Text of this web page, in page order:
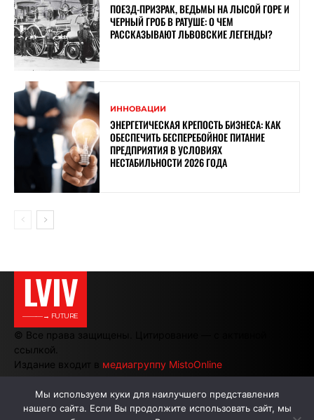
ПОЕЗД-ПРИЗРАК, ВЕДЬМЫ НА ЛЫСОЙ ГОРЕ И
ЧЕРНЫЙ ГРОБ В РАТУШЕ: О ЧЕМ
РАССКАЗЫВАЮТ ЛЬВОВСКИЕ ЛЕГЕНДЫ?
ИННОВАЦИИ
ЭНЕРГЕТИЧЕСКАЯ КРЕПОСТЬ БИЗНЕСА: КАК
ОБЕСПЕЧИТЬ БЕСПЕРЕБОЙНОЕ ПИТАНИЕ
ПРЕДПРИЯТИЯ В УСЛОВИЯХ
НЕСТАБИЛЬНОСТИ 2026 ГОДА
LVIV
———→ FUTURE
© Все права защищены. Цитирование — с активной
ссылкой.
Издание входит в медиагруппу MistoOnline
АВТОРЫ РЕКЛАМА НА САЙТЕ
Мы используем куки для наилучшего представления
нашего сайта. Если Вы продолжите использовать сайт, мы